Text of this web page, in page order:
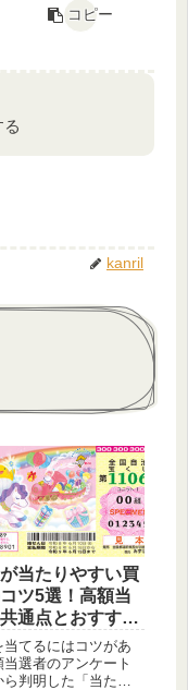
コピー
kanril
当たりやすい買
ツ5選！高額当
通点とおすすめ
解説
当てるにはコツがあ
当選者のアンケート
判明した「当たり